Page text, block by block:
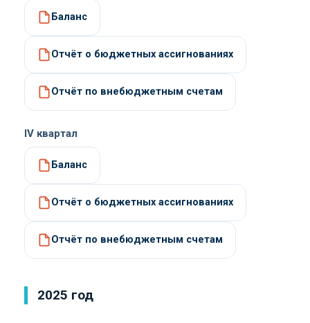
Баланс
Отчёт о бюджетных ассигнованиях
Отчёт по внебюджетным счетам
IV квартал
Баланс
Отчёт о бюджетных ассигнованиях
Отчёт по внебюджетным счетам
2025 год